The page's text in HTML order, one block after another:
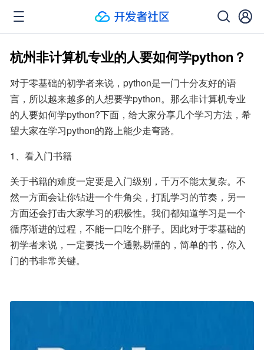
杭州非计算机专业的人要如何学python？
对于零基础的初学者来说，python是一门十分友好的语
言，所以越来越多的人想要学python。那么非计算机专业
的人要如何学python?下面，给大家分享几个学习方法，希
望大家在学习python的路上能少走弯路。
1、看入门书籍
关于书籍的难度一定要是入门级别，千万不能太复杂。不
然一方面会让你钻进一个牛角尖，打乱学习的节奏，另一
方面还会打击大家学习的积极性。我们都知道学习是一个
循序渐进的过程，不能一口吃个胖子。因此对于零基础的
初学者来说，一定要找一个通熟易懂的，简单的书，你入
门的书非常关键。